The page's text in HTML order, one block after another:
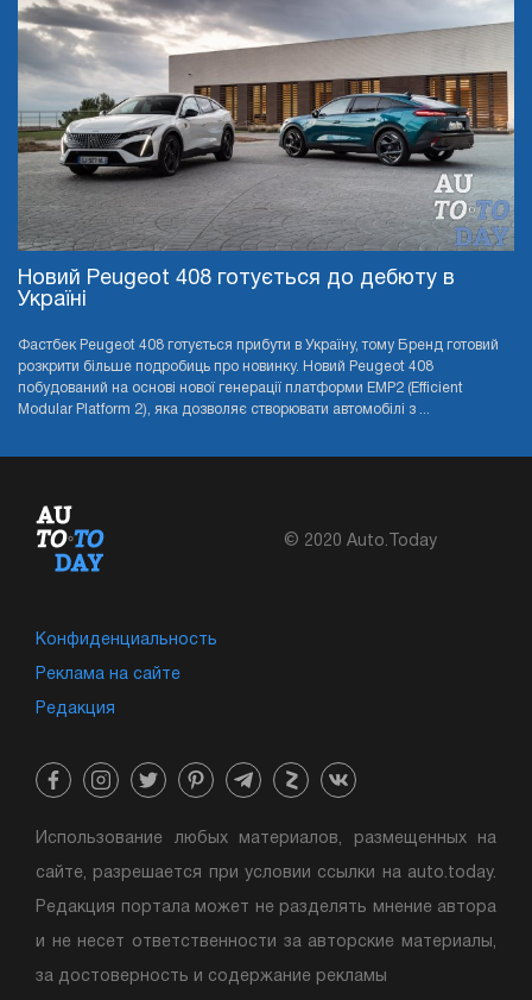
Новий Peugeot 408 готується до дебюту в
Україні
Фастбек Peugeot 408 готується прибути в Україну, тому Бренд готовий
розкрити більше подробиць про новинку. Новий Peugeot 408
побудований на основі нової генерації платформи EMP2 (Efficient
Modular Platform 2), яка дозволяє створювати автомобілі з ...
© 2020 Auto.Today
Конфиденциальность
Реклама на сайте
Редакция
Использование любых материалов, размещенных на
сайте, разрешается при условии ссылки на auto.today.
Редакция портала может не разделять мнение автора
и не несет ответственности за авторские материалы,
за достоверность и содержание рекламы